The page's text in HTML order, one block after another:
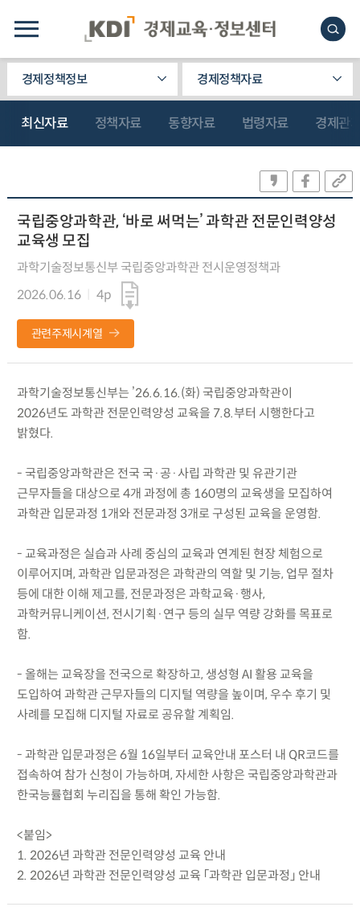
경제정책정보 경제정책자료
최신자료 정책자료 동향자료 법령자료 경제관
국립중앙과학관, ‘바로 써먹는’ 과학관 전문인력양성
교육생 모집
과학기술정보통신부 국립중앙과학관 전시운영정책과
2026.06.16
4p
관련주제시계열
과학기술정보통신부는 ’26.6.16.(화) 국립중앙과학관이
2026년도 과학관 전문인력양성 교육을 7.8.부터 시행한다고
밝혔다.
- 국립중앙과학관은 전국 국·공·사립 과학관 및 유관기관
근무자들을 대상으로 4개 과정에 총 160명의 교육생을 모집하여
과학관 입문과정 1개와 전문과정 3개로 구성된 교육을 운영함.
- 교육과정은 실습과 사례 중심의 교육과 연계된 현장 체험으로
이루어지며, 과학관 입문과정은 과학관의 역할 및 기능, 업무 절차
등에 대한 이해 제고를, 전문과정은 과학교육·행사,
과학커뮤니케이션, 전시기획·연구 등의 실무 역량 강화를 목표로
함.
- 올해는 교육장을 전국으로 확장하고, 생성형 AI 활용 교육을
도입하여 과학관 근무자들의 디지털 역량을 높이며, 우수 후기 및
사례를 모집해 디지털 자료로 공유할 계획임.
- 과학관 입문과정은 6월 16일부터 교육안내 포스터 내 QR코드를
접속하여 참가 신청이 가능하며, 자세한 사항은 국립중앙과학관과
한국능률협회 누리집을 통해 확인 가능함.
<붙임>
1. 2026년 과학관 전문인력양성 교육 안내
2. 2026년 과학관 전문인력양성 교육 「과학관 입문과정」 안내